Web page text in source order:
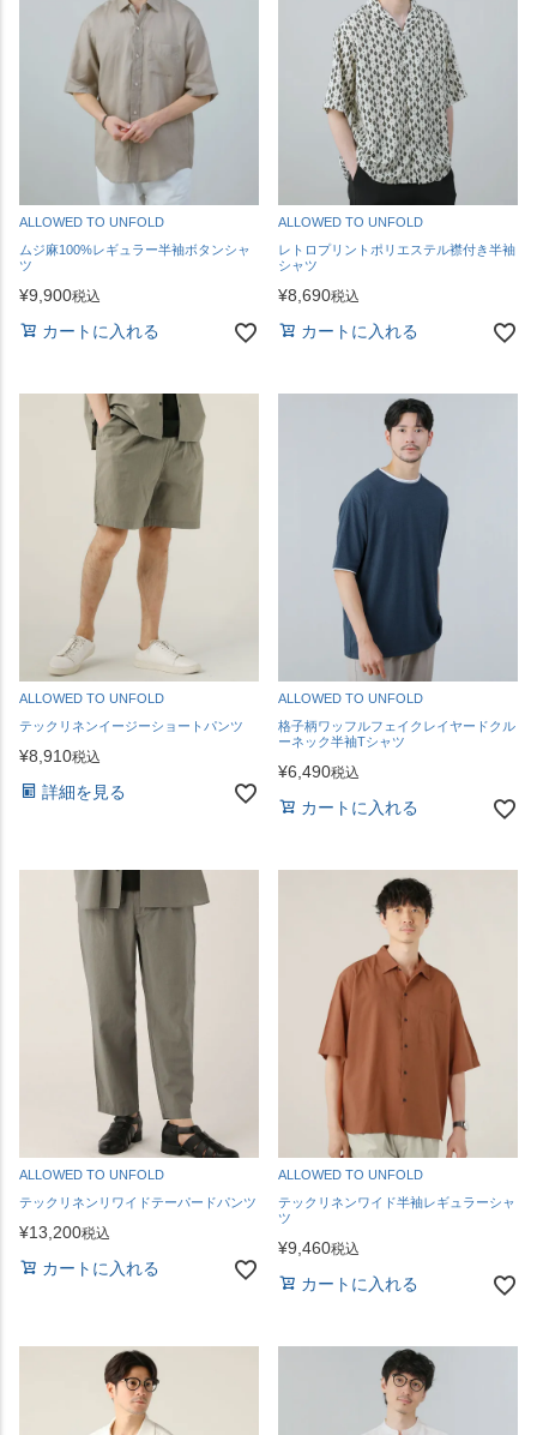
ALLOWED TO UNFOLD
ムジ麻100%レギュラー半袖ボタンシャ
ツ
¥9,900税込
カートに入れる
ALLOWED TO UNFOLD
レトロプリントポリエステル襟付き半袖
シャツ
¥8,690税込
カートに入れる
ALLOWED TO UNFOLD
テックリネンイージーショートパンツ
¥8,910税込
詳細を見る
ALLOWED TO UNFOLD
格子柄ワッフルフェイクレイヤードクル
ーネック半袖Tシャツ
¥6,490税込
カートに入れる
ALLOWED TO UNFOLD
テックリネンリワイドテーパードパンツ
¥13,200税込
カートに入れる
ALLOWED TO UNFOLD
テックリネンワイド半袖レギュラーシャ
ツ
¥9,460税込
カートに入れる